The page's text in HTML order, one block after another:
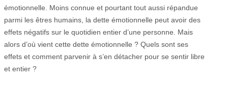
émotionnelle. Moins connue et pourtant tout aussi répandue
parmi les êtres humains, la dette émotionnelle peut avoir des
effets négatifs sur le quotidien entier d’une personne. Mais
alors d’où vient cette dette émotionnelle ? Quels sont ses
effets et comment parvenir à s’en détacher pour se sentir libre
et entier ?